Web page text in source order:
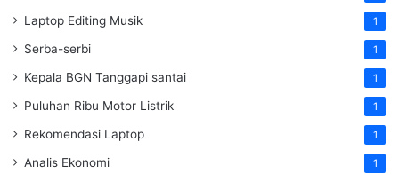
Laptop Editing Musik 1
Serba-serbi 1
Kepala BGN Tanggapi santai 1
Puluhan Ribu Motor Listrik 1
Rekomendasi Laptop 1
Analis Ekonomi 1